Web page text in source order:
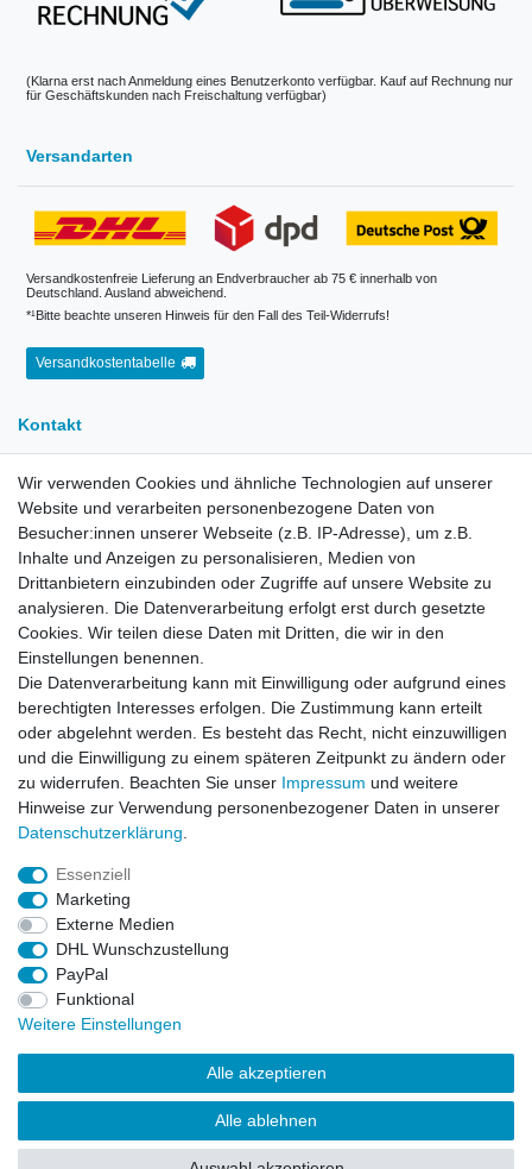
(Klarna erst nach Anmeldung eines Benutzerkonto verfügbar. Kauf auf Rechnung nur
für Geschäftskunden nach Freischaltung verfügbar)
Versandarten
Versandkostenfreie Lieferung an Endverbraucher ab 75 € innerhalb von
Deutschland. Ausland abweichend.
*¹Bitte beachte unseren Hinweis für den Fall des Teil-Widerrufs!
Versandkostentabelle
Kontakt
E-Mail:info[at]kreativplotter.de
Telefon:0202-87063640
Öffnungszeiten:
Montag bis Freitag von 8.30 - 15.30 Uhr
Kontaktformular
Informationen
Registrieren
Widerrufsrecht
Datenschutzerklärung
AGB
Impressum
Widerrufsbutton
Wir verwenden Cookies und ähnliche Technologien auf unserer
Website und verarbeiten personenbezogene Daten von
Besucher:innen unserer Webseite (z.B. IP-Adresse), um z.B.
Inhalte und Anzeigen zu personalisieren, Medien von
Drittanbietern einzubinden oder Zugriffe auf unsere Website zu
analysieren. Die Datenverarbeitung erfolgt erst durch gesetzte
Cookies. Wir teilen diese Daten mit Dritten, die wir in den
Einstellungen benennen.
Die Datenverarbeitung kann mit Einwilligung oder aufgrund eines
berechtigten Interesses erfolgen. Die Zustimmung kann erteilt
oder abgelehnt werden. Es besteht das Recht, nicht einzuwilligen
und die Einwilligung zu einem späteren Zeitpunkt zu ändern oder
zu widerrufen. Beachten Sie unser Impressum und weitere
Hinweise zur Verwendung personenbezogener Daten in unserer
Daten­schutz­erklärung
Essenziell
Marketing
Externe Medien
DHL Wunschzustellung
PayPal
Funktional
Weitere Einstellungen
Alle akzeptieren
Alle ablehnen